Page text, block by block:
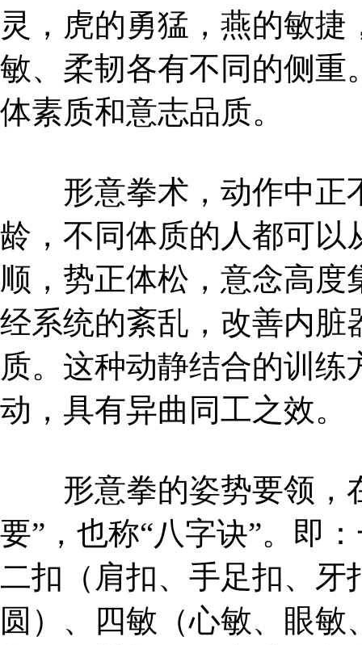
灵，虎的勇猛，燕的敏
敏、柔韧各有不同的侧重
体素质和意志品质。
形意拳术，动作中正
龄，不同体质的人都可以
顺，势正体松，意念高
经系统的紊乱，改善内脏
质。这种动静结合的训
动，具有异曲同工之效。
形意拳的姿势要领，
要”，也称“八字诀”。即
二扣（肩扣、手足扣、牙
圆）、四敏（心敏、眼